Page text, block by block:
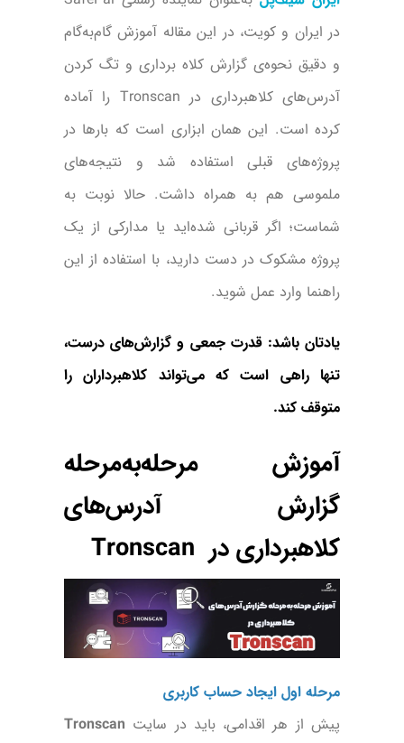
در ایران و کویت، در این مقاله آموزش گام‌به‌گام
و دقیق نحوه‌ی گزارش کلاه برداری و تگ کردن
آدرس‌های کلاهبرداری در Tronscan را آماده
کرده است. این همان ابزاری است که بارها در
پروژه‌های قبلی استفاده شد و نتیجه‌های
ملموسی هم به همراه داشت. حالا نوبت به
شماست؛ اگر قربانی شده‌اید یا مدارکی از یک
پروژه مشکوک در دست دارید، با استفاده از این
راهنما وارد عمل شوید.
یادتان باشد: قدرت جمعی و گزارش‌های درست،
تنها راهی است که می‌تواند کلاهبرداران را
متوقف کند.
آموزش مرحله‌به‌مرحله
گزارش آدرس‌های
کلاهبرداری در Tronscan
مرحله اول ایجاد حساب کاربری
پیش از هر اقدامی، باید در سایت Tronscan